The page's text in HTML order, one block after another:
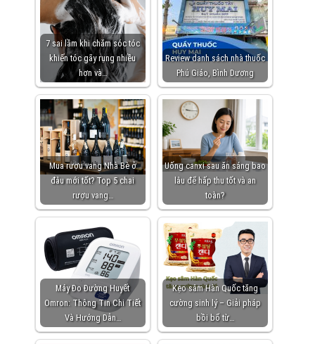
7 sai lầm khi chăm sóc tóc
khiến tóc gãy rụng nhiều
hơn và…
Review danh sách nhà thuốc
Phú Giáo, Bình Dương
Mua rượu vang Nhà Bè ở
đâu mới tốt? Top 5 chai
rượu vang…
Uống canxi sau ăn sáng bao
lâu để hấp thu tốt và an
toàn?
Máy Đo Đường Huyết
Omron: Thông Tin Chi Tiết
Và Hướng Dẫn…
Kẹo sâm Hàn Quốc tăng
cường sinh lý – Giải pháp
bồi bổ từ…